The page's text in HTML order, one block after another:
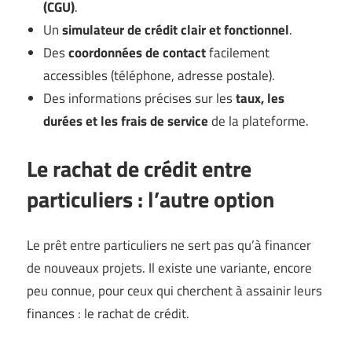
(CGU).
Unsimulateur de crédit clair et fonctionnel.
Descoordonnées de contactfacilement
accessibles (téléphone, adresse postale).
Des informations précises sur lestaux, les
durées et les frais de servicede la plateforme.
Lerachat de créditentre
particuliers : l’autre option
Le prêt entre particuliers ne sert pas qu’à financer
de nouveaux projets. Il existe une variante, encore
peu connue, pour ceux qui cherchent à assainir leurs
finances : le rachat de crédit.